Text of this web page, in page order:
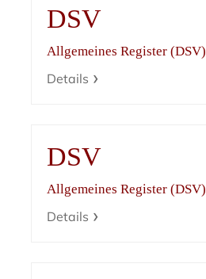
DSV
Allgemeines Register (DSV)
Details
DSV
Allgemeines Register (DSV)
Details